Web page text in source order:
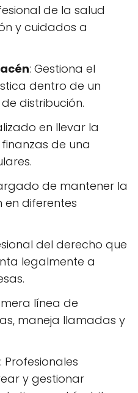
de la salud
y cuidados a
: Gestiona el
dentro de un
distribución.
en llevar la
de una
de mantener la
en diferentes
del derecho que
legalmente a
línea de
maneja llamadas y
: Profesionales
y gestionar